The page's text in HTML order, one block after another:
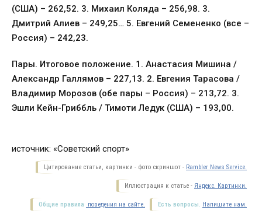
(США) – 262,52. 3. Михаил Коляда – 256,98. 3.
Дмитрий Алиев – 249,25… 5. Евгений Семененко (все –
Россия) – 242,23.
Пары. Итоговое положение. 1. Анастасия Мишина /
Александр Галлямов – 227,13. 2. Евгения Тарасова /
Владимир Морозов (обе пары – Россия) – 213,72. 3.
Эшли Кейн-Гриббль / Тимоти Ледук (США) – 193,00.
источник: «Советский спорт»
Цитирование статьи, картинки - фото скриншот - Rambler News Service.
Иллюстрация к статье - Яндекс. Картинки.
Есть вопросы. Напишите нам.
Общие правила поведения на сайте.